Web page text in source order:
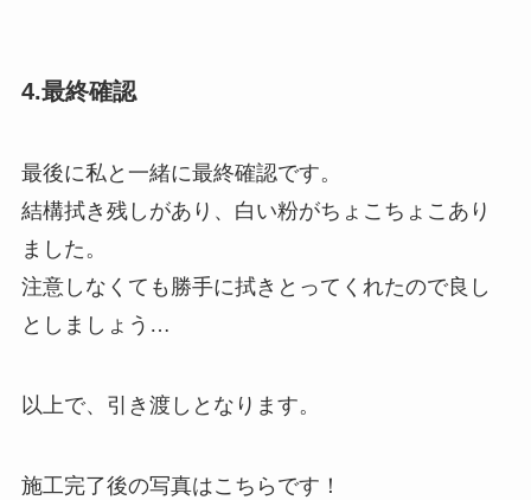
4.最終確認
最後に私と一緒に最終確認です。
結構拭き残しがあり、白い粉がちょこちょこあり
ました。
注意しなくても勝手に拭きとってくれたので良し
としましょう…
以上で、引き渡しとなります。
施工完了後の写真はこちらです！